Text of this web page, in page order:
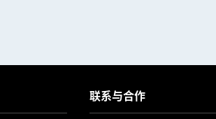
联系与合作